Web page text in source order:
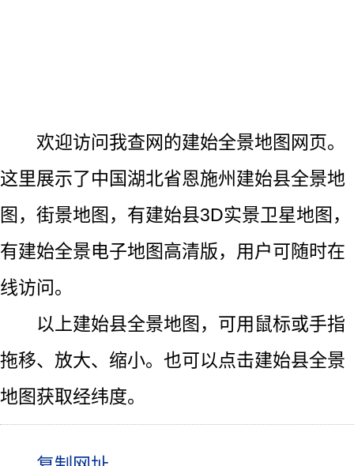
欢迎访问我查网的建始全景地图网页。
这里展示了中国湖北省恩施州建始县全景地
图，街景地图，有建始县3D实景卫星地图，
有建始全景电子地图高清版，用户可随时在
线访问。
以上建始县全景地图，可用鼠标或手指
拖移、放大、缩小。也可以点击建始县全景
地图获取经纬度。